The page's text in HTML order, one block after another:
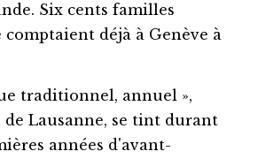
Six cents familles
comptaient déjà à Genève à
traditionnel, annuel »,
de Lausanne, se tint durant
années d'avant-